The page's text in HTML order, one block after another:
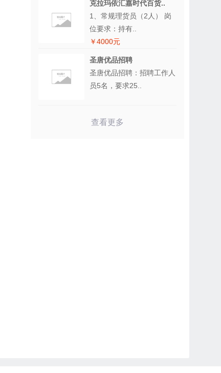
克拉玛依汇嘉时代百货..
1、常规理货员（2人） 岗
位要求：持有..
￥4000元
圣唐优品招聘
圣唐优品招聘：招聘工作人
员5名，要求25..
查看更多